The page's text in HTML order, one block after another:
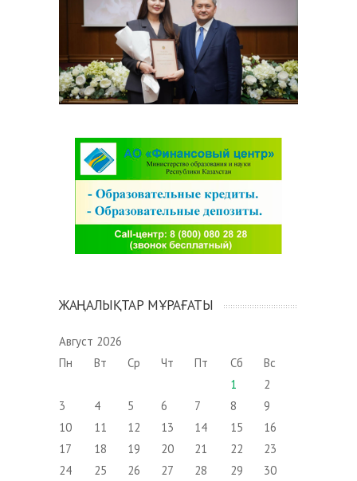
ЖАҢАЛЫҚТАР МҰРАҒАТЫ
Август 2026
Пн
Вт Ср Чт Пт Сб
Вс
1
2
3
4 5 6 7 8
9
10
11 12 13 14 15
16
17
18 19 20 21 22
23
24
25 26 27 28 29 30